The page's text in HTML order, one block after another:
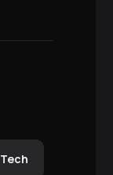
Tech